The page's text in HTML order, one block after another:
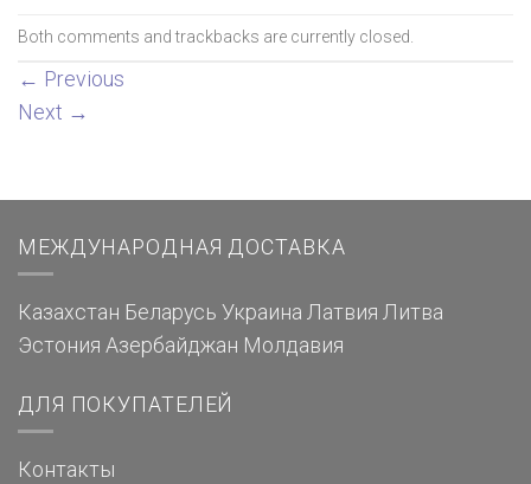
Both comments and trackbacks are currently closed.
← Previous
Next →
МЕЖДУНАРОДНАЯ ДОСТАВКА
Казахстан Беларусь Украина Латвия Литва
Эстония Азербайджан Молдавия
ДЛЯ ПОКУПАТЕЛЕЙ
Контакты